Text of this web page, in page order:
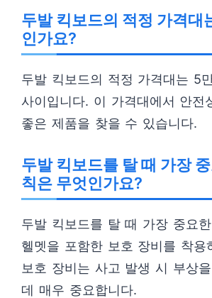
두발 킥보드의 적정 가격대
인가요?
두발 킥보드의 적정 가격대는 5
사이입니다. 이 가격대에서 안전
좋은 제품을 찾을 수 있습니다.
두발 킥보드를 탈 때 가장
칙은 무엇인가요?
두발 킥보드를 탈 때 가장 중요
헬멧을 포함한 보호 장비를 착용
보호 장비는 사고 발생 시 부상
데 매우 중요합니다.